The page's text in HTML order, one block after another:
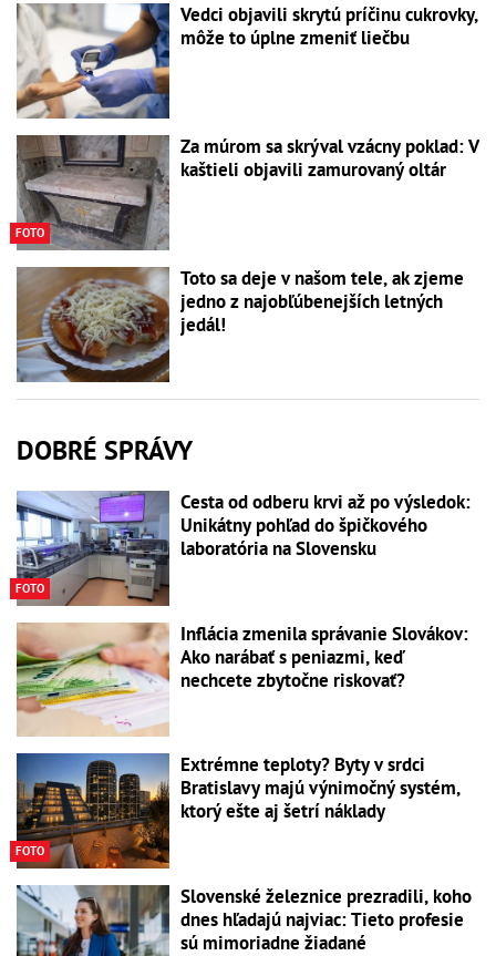
Vedci objavili skrytú príčinu cukrovky,
môže to úplne zmeniť liečbu
FOTO
Za múrom sa skrýval vzácny poklad: V
kaštieli objavili zamurovaný oltár
Toto sa deje v našom tele, ak zjeme
jedno z najobľúbenejších letných
jedál!
DOBRÉ SPRÁVY
FOTO
Cesta od odberu krvi až po výsledok:
Unikátny pohľad do špičkového
laboratória na Slovensku
Inflácia zmenila správanie Slovákov:
Ako narábať s peniazmi, keď
nechcete zbytočne riskovať?
FOTO
Extrémne teploty? Byty v srdci
Bratislavy majú výnimočný systém,
ktorý ešte aj šetrí náklady
Slovenské železnice prezradili, koho
dnes hľadajú najviac: Tieto profesie
sú mimoriadne žiadané